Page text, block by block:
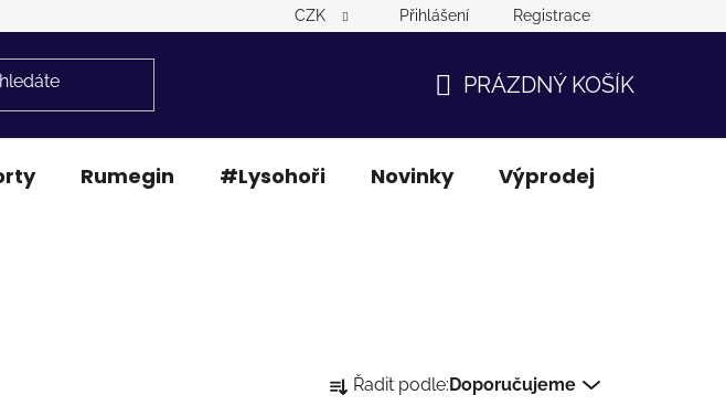
CZK Přihlášení Registrace
KOŠÍK
PRÁZDNÝ KOŠÍK
Rumegin #Lysohoři Novinky Výprodej
a Řadit podle:Doporučujeme